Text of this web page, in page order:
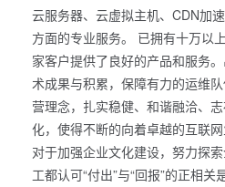
云服务器、云虚拟主机、CDN加
方面的专业服务。 已拥有十万以
家客户提供了良好的产品和服务
术成果与积累，保障有力的运维
营理念，扎实稳健、和谐融洽、
化，使得不断的向着卓越的互联
对于加强企业文化建设，努力探
工都认可“付出”与“回报”的正相